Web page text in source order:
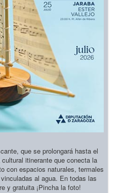
que se prolongará hasta el
itinerante que conecta la
con espacios naturales, termales
al agua. En todas las
y gratuita ¡Pincha la foto!